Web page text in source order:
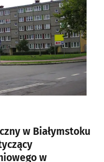
w Białymstoku
w